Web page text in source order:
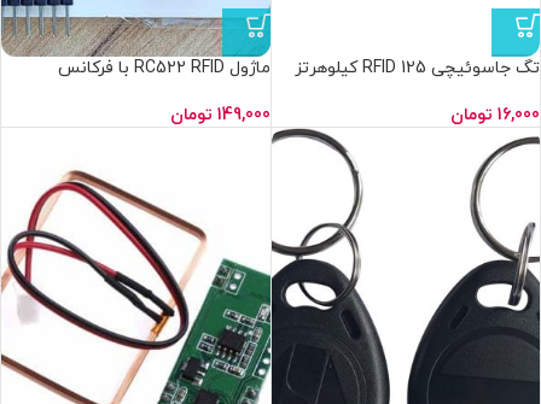
تگ جاسوئیچی RFID 125 کیلوهرتز
16,000 تومان
ماژول RC522 RFID با فرکانس
149,000 تومان